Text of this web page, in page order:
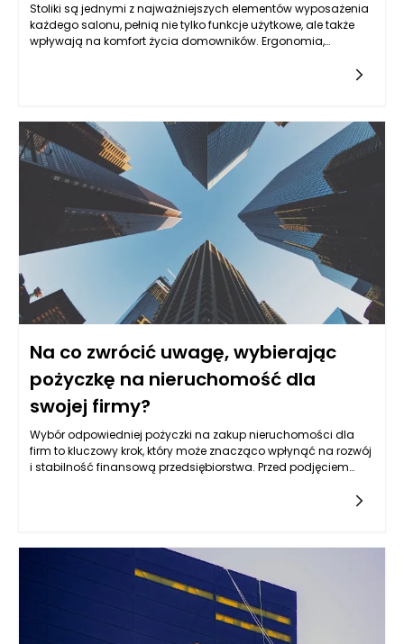
Stoliki są jednymi z najważniejszych elementów wyposażenia
każdego salonu, pełnią nie tylko funkcje użytkowe, ale także
wpływają na komfort życia domowników. Ergonomia,
przestrzeni i jej elementów do potrzeb użytkowników, odnosi się
funkcjonalność pomieszczenia, ale także umożliwia
optymalne wykorzystanie przestrzeni oraz poprawia komfort
codziennych aktywności. Odpowiednio zaprojektowane stoliki
mogą wspierać zdrową postawę ciała, minimalizując ryzyko
dolegliwości wynikających z długotrwałego siedzenia czy
niewłaściwych pozycji.
Na co zwrócić uwagę, wybierając
pożyczkę na nieruchomość dla
swojej firmy?
Wybór odpowiedniej pożyczki na zakup nieruchomości dla
firm to kluczowy krok, który może znacząco wpłynąć na rozwój
i stabilność finansową przedsiębiorstwa. Przed podjęciem
pozwolą na podjęcie świadomej decyzji. Niezwykle ważne jest,
wpływać na przyszłość firmy.